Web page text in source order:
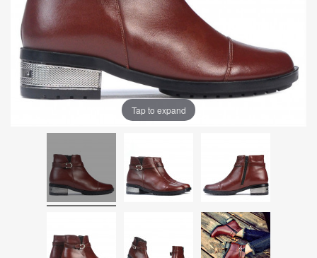
Tap to expand